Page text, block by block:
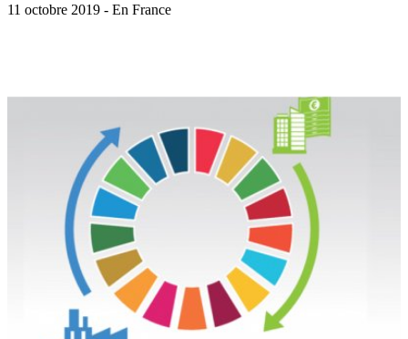
11 octobre 2019 - En France